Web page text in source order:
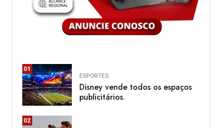
01
ESPORTES
Disney vende todos os espaços
publicitários.
02